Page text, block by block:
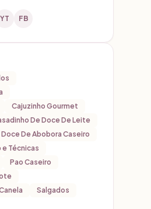
YT FB
Cajuzinho Gourmet
De Doce De Leite
Doce De Abobora Caseiro
Técnicas
Pao Caseiro
Salgados